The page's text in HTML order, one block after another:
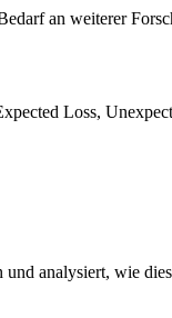
an weiterer
Loss,
analysiert, wie